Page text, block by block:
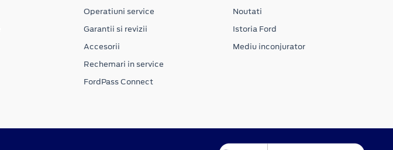
Operatiuni service
Garantii si revizii
Accesorii
Rechemari in service
FordPass Connect
Noutati
Istoria Ford
Mediu inconjurator